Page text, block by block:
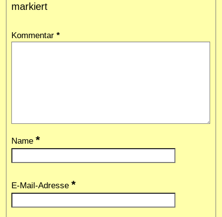
markiert
Kommentar *
Name *
E-Mail-Adresse *